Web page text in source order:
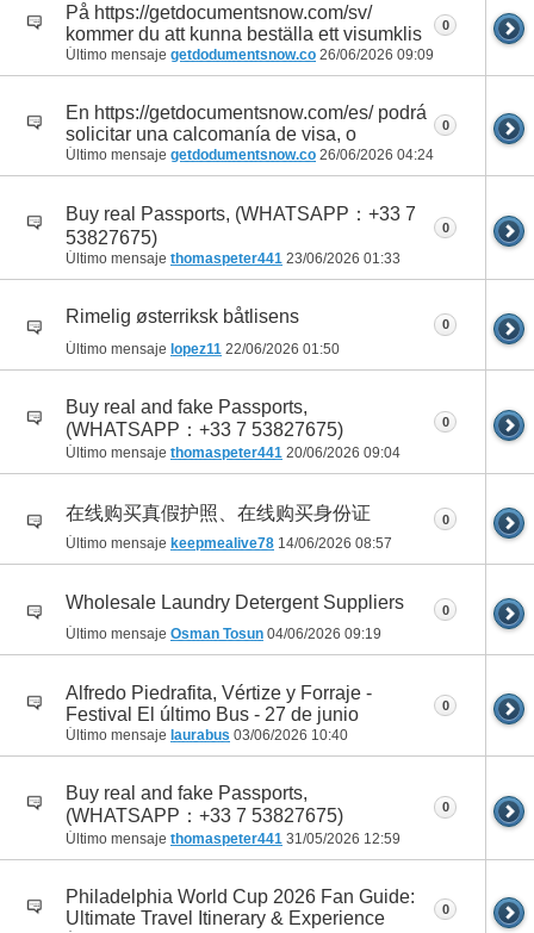
På https://getdocumentsnow.com/sv/
kommer du att kunna beställa ett visumklis
Último mensaje getdodumentsnow.co 26/06/2026 09:09
0
En https://getdocumentsnow.com/es/ podrá
solicitar una calcomanía de visa, o
Último mensaje getdodumentsnow.co 26/06/2026 04:24
0
Buy real Passports, (WHATSAPP：+33 7
53827675)
Último mensaje thomaspeter441 23/06/2026 01:33
0
Rimelig østerriksk båtlisens
Último mensaje lopez11 22/06/2026 01:50
0
Buy real and fake Passports,
(WHATSAPP：+33 7 53827675)
Último mensaje thomaspeter441 20/06/2026 09:04
0
在线购买真假护照、在线购买身份证
Último mensaje keepmealive78 14/06/2026 08:57
0
Wholesale Laundry Detergent Suppliers
Último mensaje Osman Tosun 04/06/2026 09:19
0
Alfredo Piedrafita, Vértize y Forraje -
Festival El último Bus - 27 de junio
Último mensaje laurabus 03/06/2026 10:40
0
Buy real and fake Passports,
(WHATSAPP：+33 7 53827675)
Último mensaje thomaspeter441 31/05/2026 12:59
0
Philadelphia World Cup 2026 Fan Guide:
Ultimate Travel Itinerary & Experience
0